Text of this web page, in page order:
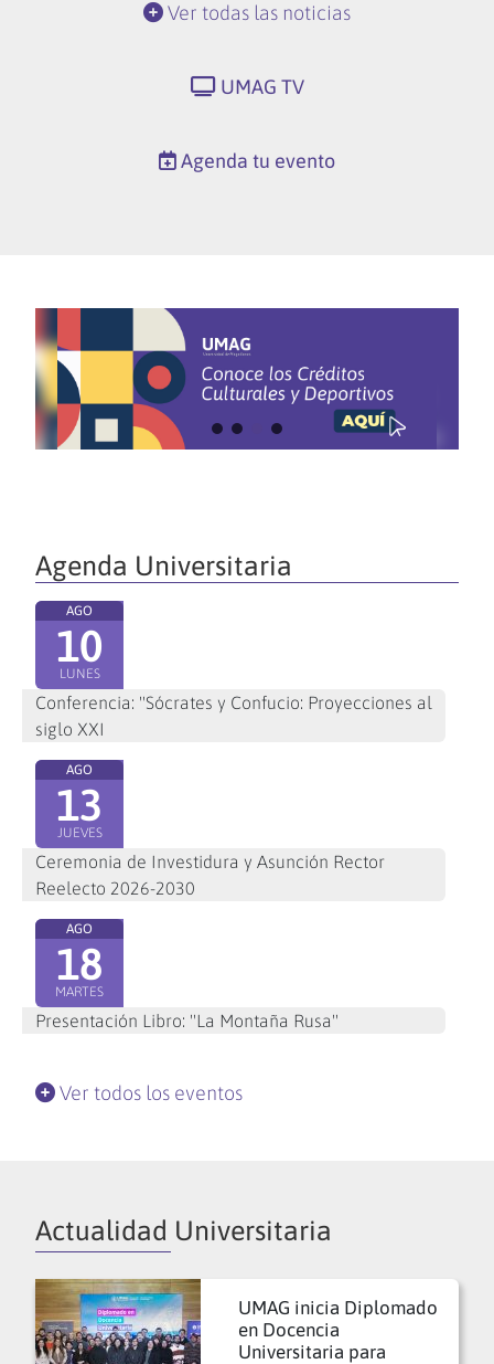
Ver todas las noticias
UMAG TV
Agenda tu evento
Agenda Universitaria
AGO
10
LUNES
Conferencia: "Sócrates y Confucio: Proyecciones al
siglo XXI
AGO
13
JUEVES
Ceremonia de Investidura y Asunción Rector
Reelecto 2026-2030
AGO
18
MARTES
Presentación Libro: "La Montaña Rusa"
Ver todos los eventos
Actualidad Universitaria
UMAG inicia Diplomado
en Docencia
Universitaria para